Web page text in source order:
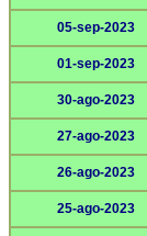
05-sep-2023
01-sep-2023
30-ago-2023
27-ago-2023
26-ago-2023
25-ago-2023